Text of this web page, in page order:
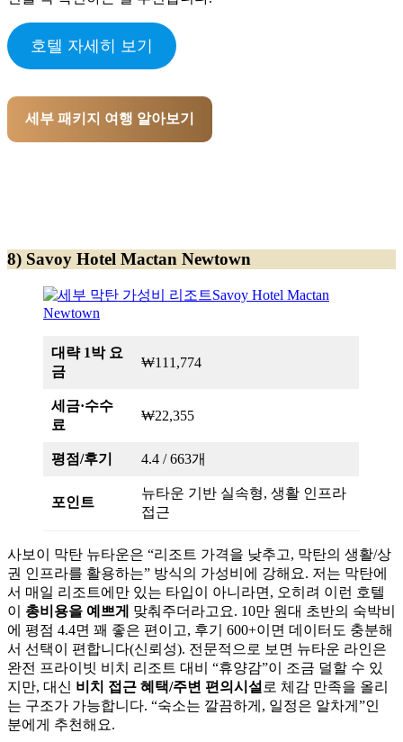
호텔 자세히 보기
세부 패키지 여행 알아보기
8) Savoy Hotel Mactan Newtown
대략 1박 요
금
₩111,774
세금·수수
료
₩22,355
평점/후기 4.4 / 663개
포인트
뉴타운 기반 실속형, 생활 인프라
접근
사보이 막탄 뉴타운은 “리조트 가격을 낮추고, 막탄의 생활/상
권 인프라를 활용하는” 방식의 가성비에 강해요. 저는 막탄에
서 매일 리조트에만 있는 타입이 아니라면, 오히려 이런 호텔
이 총비용을 예쁘게
맞춰주더라고요. 10만 원대 초반의 숙박비
에 평점 4.4면 꽤 좋은 편이고, 후기 600+이면 데이터도 충분해
서 선택이 편합니다(신뢰성). 전문적으로 보면 뉴타운 라인은
완전 프라이빗 비치 리조트 대비 “휴양감”이 조금 덜할 수 있
지만, 대신 비치 접근 혜택/주변 편의시설 로 체감 만족을 올리
는 구조가 가능합니다. “숙소는 깔끔하게, 일정은 알차게”인
분에게 추천해요.